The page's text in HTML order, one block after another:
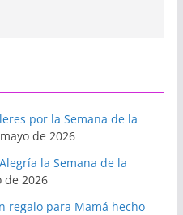
por la Semana de la
de 2026
la Semana de la
de 2026
regalo para Mamá hecho